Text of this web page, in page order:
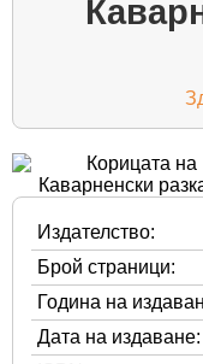
Издателство:
Брой страници:
Година на
Дата на издаване: